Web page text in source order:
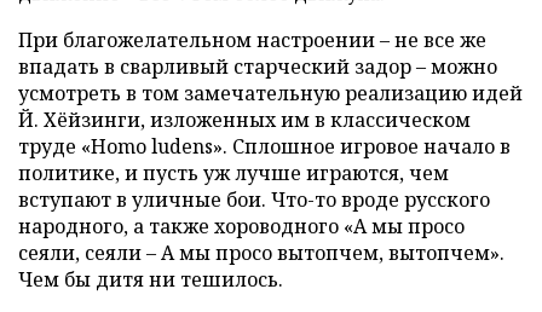
При благожелательном настроении – не все же
впадать в сварливый старческий задор – можно
усмотреть в том замечательную реализацию идей
Й. Хёйзинги, изложенных им в классическом
труде «Homo ludens». Сплошное игровое начало в
политике, и пусть уж лучше играются, чем
вступают в уличные бои. Что-то вроде русского
народного, а также хороводного «А мы просо
сеяли, сеяли – А мы просо вытопчем, вытопчем».
Чем бы дитя ни тешилось.